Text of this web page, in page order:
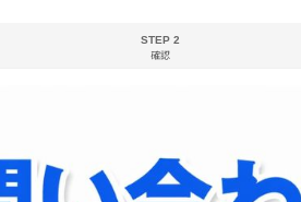
STEP 2
確認